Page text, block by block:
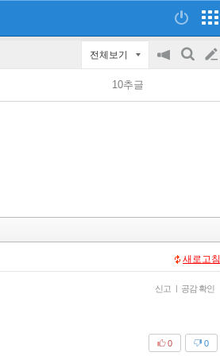
전체보기
공
on/off
검
글
쓰
10추글
새로고침
신고 | 공감 확인
0
0